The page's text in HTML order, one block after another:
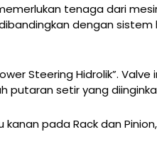
tenaga dari
dengan sistem
Steering Hidrolik”. Valve
putaran setir yang
pada Rack dan